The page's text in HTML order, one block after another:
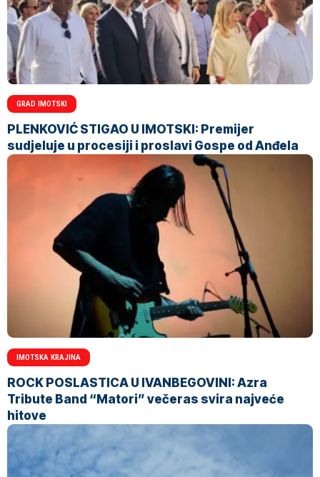
GRAD IMOTSKI
PLENKOVIĆ STIGAO U IMOTSKI: Premijer
sudjeluje u procesiji i proslavi Gospe od Anđela
IMOTSKA KRAJINA
ROCK POSLASTICA U IVANBEGOVINI: Azra
Tribute Band “Matori” večeras svira najveće
hitove